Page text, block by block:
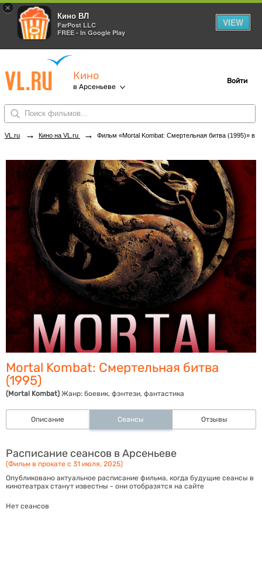
×
Кино ВЛ
FarPost LLC
FREE - In Google Play
VIEW
Кино
в Арсеньеве
Войти
VL.ru → Кино на VL.ru → Фильм «Mortal Kombat: Смертельная битва (1995)» в кинотеатрах Арсеньева. Купить билеты!
Mortal Kombat: Смертельная битва
(1995)
(Mortal Kombat) Жанр: боевик, фэнтези, фантастика
Описание Сеансы Отзывы
Расписание сеансов в Арсеньеве
(Фильм в прокате с 31 июля, 2025)
Опубликовано актуальное расписание фильма, когда будущие сеансы в
кинотеатрах станут известны - они отобразятся на сайте
Нет сеансов